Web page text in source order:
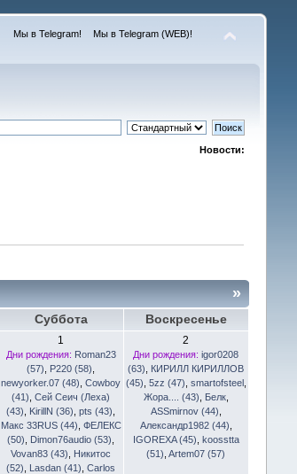
Мы в Telegram! Мы в Telegram (WEB)!
Новости:
»
Суббота Воскресенье
1
Дни рождения: Roman23
(57)
Р220 (58)
newyorker.07 (48) ,Cowboy
(41) ,Сей Сеич (Леха)
(43)
KirillN (36) ,pts (43)
Макс 33RUS (44) ФЕЛЕКС
(50)
Dimon76audio (53)
Vovan83 (43)
Никитос
(52)
Lasdan (41) ,Carlos
2
Дни рождения: igor0208
(63)
КИРИЛЛ КИРИЛЛОВ
(45) 5zz (47) smartofsteel,
Жора.... (43)
Белк,
ASSmirnov (44)
Александр1982 (44)
IGOREXA (45) koosstta
(51) ,Artem07 (57)